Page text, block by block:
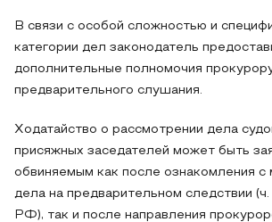
В связи с особой сложностью и
категории дел законодатель
дополнительные полномочия
предварительного слушания.
Ходатайство о рассмотрении дела
присяжных заседателей может быть
обвиняемым как после ознакомления с
дела на предварительном следствии
РФ), так и после направления